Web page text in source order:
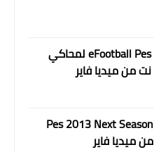
تحميل eFootball Pes 2026 لمحاكي
تحميل باتش Pes 2013 Next Season